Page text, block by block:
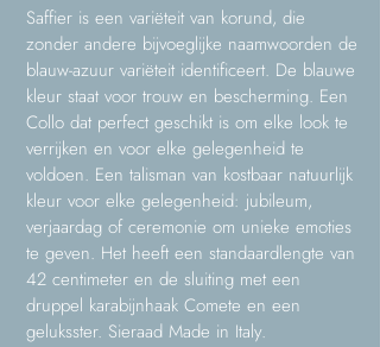
Saffier is een variëteit van korund, die
zonder andere bijvoeglijke naamwoorden de
blauw-azuur variëteit identificeert. De blauwe
kleur staat voor trouw en bescherming. Een
Collo dat perfect geschikt is om elke look te
verrijken en voor elke gelegenheid te
voldoen. Een talisman van kostbaar natuurlijk
kleur voor elke gelegenheid: jubileum,
verjaardag of ceremonie om unieke emoties
te geven. Het heeft een standaardlengte van
42 centimeter en de sluiting met een
druppel karabijnhaak Comete en een
geluksster. Sieraad Made in Italy.